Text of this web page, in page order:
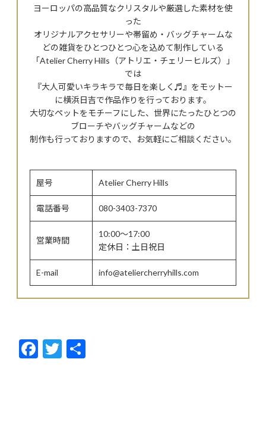
ヨーロッパの高品質なクリスタルや厳選した素材を使
った
オリジナルアクセサリーや帯留め・バッグチャームな
どの雑貨をひとつひとつ心を込めて制作している
「Atelier Cherry Hills（アトリエ・チェリーヒルズ）」
では
『大人可愛いキラキラで毎日を楽しく♬』をモットー
に横浜日吉で作品作りを行っております。
大切なペットをモチーフにした、世界にたったひとつの
ブローチやバッグチャームなどの
制作も行っておりますので、お気軽にご相談ください。
屋号 Atelier Cherry Hills
電話番号 080-3403-7370
営業時間
10:00～17:00
定休日：土日祝日
E-mail info@ateliercherryhills.com
F
T